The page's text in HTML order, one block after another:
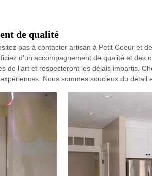
de qualité
pas à contacter artisan à Petit Coeur et
d’un accompagnement de qualité et
l’art et respecteront les délais impartis.
Nous sommes soucieux du détail